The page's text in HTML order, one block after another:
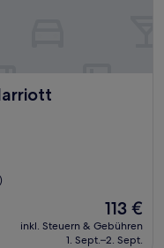
Beach
Der
Preis
beträgt
113 €
inkl. Steuern & Gebühren
1. Sept.–2. Sept.